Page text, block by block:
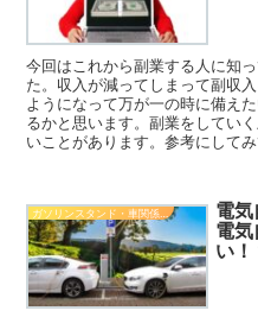
今回はこれから副業する人に知
た。収入が減ってしまって副収
ようになって万が一の時に備え
るかと思います。副業をしてい
いことがあります。参考にしてみ
電
電
い！